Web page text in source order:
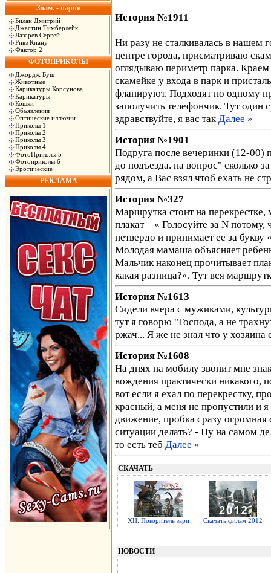
Знам. - парни
Билан Дмитрий
Джастин Тимберлейк
Лазарев Сергей
Ривз Киану
Фактор 2
ФОТОПРИКОЛЫ
Джордж Буш
Животные
Карикатуры Корсунова
Карикатуры
Кошки
Объявления
Оптические иллюзии
Приколы 1
Приколы 2
Приколы 3
Приколы 4
ФотоПриколы 5
Фотоприколы 6
Эротические
РЕКЛАМА
История №1911
Ни разу не сталкивалась в нашем
центре города, присматриваю
оглядываю периметр парка.
скамейке у входа в парк и
фланируют. Подходят по одному
заполучить телефончик. Тут
здравствуйте, я вас такДалее »
История №1901
Подруга после вечеринки (12-00)
до подъезда. на вопрос" сколько
рядом, а Вас взял чтоб ехать не
История №327
Маршрутка стоит на
плакат – « Голосуйте за N
нетвердо и принимает ее за
Молодая мамаша объясняет
Мальчик наконец прочитывает
какая разница?». Тут вся
История №1613
Cидели вчера с мужиками,
тут я говорю "Господа, а не
ржач... Я же не знал что у хозяина
История №1608
На днях на мобилу звонит мне
вождения практически
вот если я ехал по перекрестку,
красный, а меня не пропустили и я
движение, пробка сразу огромная
ситуации делать? - Ну на самом
то есть теб Далее »
СКАЧАТЬ
ХН: Покоритель зари Скачать фильм 2012
НОВОСТИ